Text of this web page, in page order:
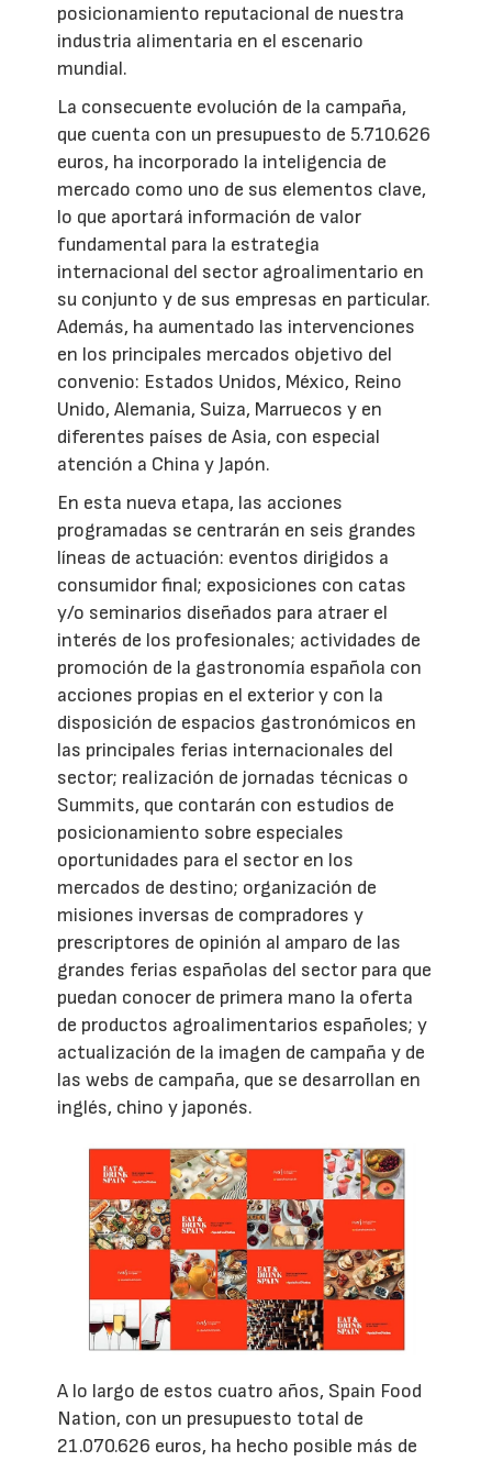
posicionamiento reputacional de nuestra
industria alimentaria en el escenario
mundial.
La consecuente evolución de la campaña,
que cuenta con un presupuesto de 5.710.626
euros, ha incorporado la inteligencia de
mercado como uno de sus elementos clave,
lo que aportará información de valor
fundamental para la estrategia
internacional del sector agroalimentario en
su conjunto y de sus empresas en particular.
Además, ha aumentado las intervenciones
en los principales mercados objetivo del
convenio: Estados Unidos, México, Reino
Unido, Alemania, Suiza, Marruecos y en
diferentes países de Asia, con especial
atención a China y Japón.
En esta nueva etapa, las acciones
programadas se centrarán en seis grandes
líneas de actuación: eventos dirigidos a
consumidor final; exposiciones con catas
y/o seminarios diseñados para atraer el
interés de los profesionales; actividades de
promoción de la gastronomía española con
acciones propias en el exterior y con la
disposición de espacios gastronómicos en
las principales ferias internacionales del
sector; realización de jornadas técnicas o
Summits, que contarán con estudios de
posicionamiento sobre especiales
oportunidades para el sector en los
mercados de destino; organización de
misiones inversas de compradores y
prescriptores de opinión al amparo de las
grandes ferias españolas del sector para que
puedan conocer de primera mano la oferta
de productos agroalimentarios españoles; y
actualización de la imagen de campaña y de
las webs de campaña, que se desarrollan en
inglés, chino y japonés.
A lo largo de estos cuatro años, Spain Food
Nation, con un presupuesto total de
21.070.626 euros, ha hecho posible más de